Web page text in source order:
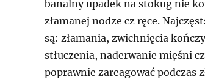
banalny upadek na stokug nie
złamanej nodze cz ręce.
są: złamania, zwichnięcia
stłuczenia, naderwanie mięśni
poprawnie zareagować podczas